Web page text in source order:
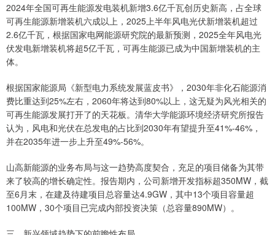
2024年全国可再生能源发电装机新增3.6亿千瓦创历史新高，占全球
可再生能源新增装机六成以上，2025上半年风电光伏新增装机超过
2.6亿千瓦，根据国家电网能源研究院的最新预测，2025全年风电光
伏发电新增装机将超5亿千瓦，可再生能源已成为中国新增装机的主
体。
根据国家能源局《新型电力系统发展蓝皮书》，2030年非化石能源消
费比重达到25%左右，2060年将达到80%以上，这无疑为风光相关的
可再生能源发展打开了的天花板。清华大学能源环境经济研究所报告
认为，风电和光伏在总发电的占比到2030年有望提升至41%-46%，
并在2035年进一步上升至49%-56%。
山高新能源的业务布局与这一趋势高度契合，充足的项目储备为其带
来了较高的增长确定性。报告期内，公司新增开发指标超350MW，截
至6月末，在建及待建项目总容量达4.9GW，其中13个项目容量超
100MW，30个项目已完成内部投资决策（总容量890MW）。